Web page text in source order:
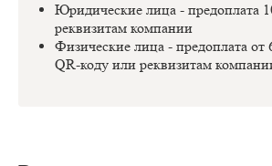
Юридические лица - предоплата
реквизитам компании
Физические лица - предоплата от
QR-коду или реквизитам